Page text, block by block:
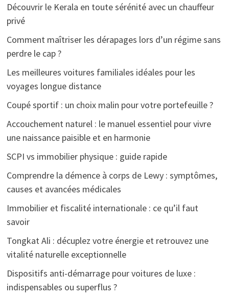
Découvrir le Kerala en toute sérénité avec un chauffeur
privé
Comment maîtriser les dérapages lors d’un régime sans
perdre le cap ?
Les meilleures voitures familiales idéales pour les
voyages longue distance
Coupé sportif : un choix malin pour votre portefeuille ?
Accouchement naturel : le manuel essentiel pour vivre
une naissance paisible et en harmonie
SCPI vs immobilier physique : guide rapide
Comprendre la démence à corps de Lewy : symptômes,
causes et avancées médicales
Immobilier et fiscalité internationale : ce qu’il faut
savoir
Tongkat Ali : décuplez votre énergie et retrouvez une
vitalité naturelle exceptionnelle
Dispositifs anti-démarrage pour voitures de luxe :
indispensables ou superflus ?